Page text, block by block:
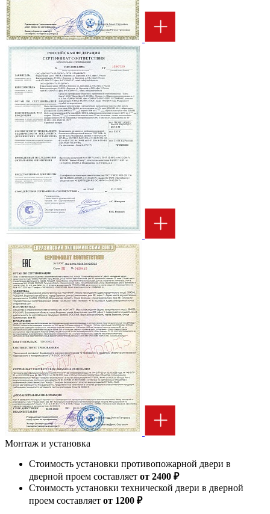
Монтаж и установка
Стоимость установки противопожарной двери в
дверной проем составляет от 2400 ₽
Стоимость установки технической двери в дверной
проем составляет от 1200 ₽